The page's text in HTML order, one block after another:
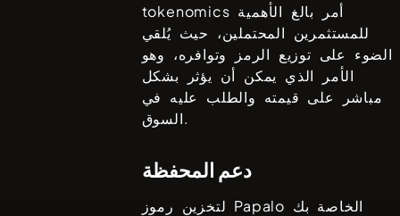
tokenomics أمر بالغ الأهمية
للمستثمرين المحتملين، حيث يُلقي
الضوء على توزيع الرمز وتوافره، وهو
الأمر الذي يمكن أن يؤثر بشكل
مباشر على قيمته والطلب عليه في
السوق.
دعم المحفظة
Papalo